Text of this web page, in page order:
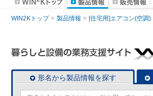
WIN2Kトップ 製品情報 [住宅用]エアコン(空調)
形名から製品情報を探す